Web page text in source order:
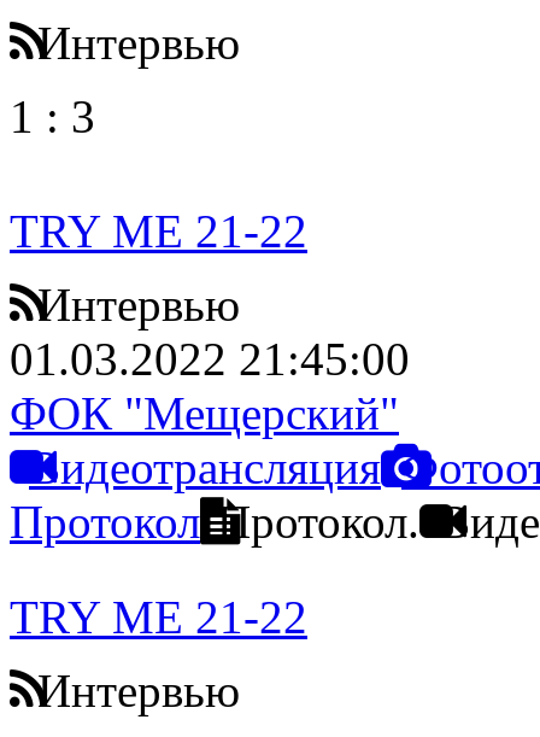
Интервью
1 : 3
TRY ME 21-22
Интервью
01.03.2022 21:45:00
ФОК "Мещерский"
Видеотрансляция
Протокол Протокол.
TRY ME 21-22
Интервью